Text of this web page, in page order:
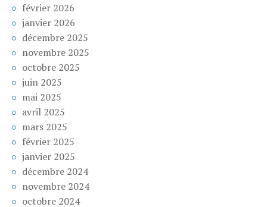
février 2026
janvier 2026
décembre 2025
novembre 2025
octobre 2025
juin 2025
mai 2025
avril 2025
mars 2025
février 2025
janvier 2025
décembre 2024
novembre 2024
octobre 2024